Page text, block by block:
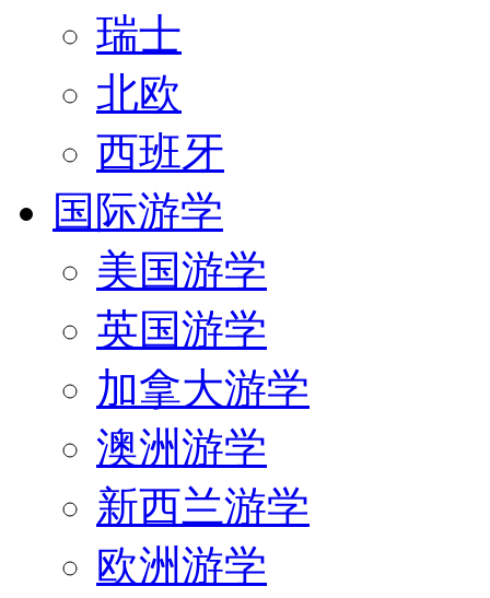
瑞士
北欧
西班牙
国际游学
美国游学
英国游学
加拿大游学
澳洲游学
新西兰游学
欧洲游学